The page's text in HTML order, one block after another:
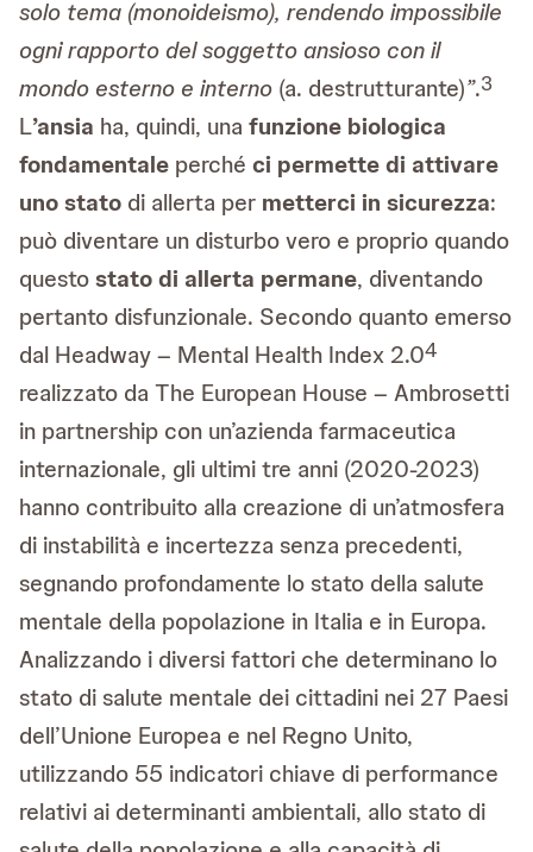
solo tema (monoideismo), rendendo impossibile
ogni rapporto del soggetto ansioso con il
mondo esterno e interno (a. destrutturante)”.3
L’ansia ha, quindi, una funzione biologica
fondamentale perché ci permette di attivare
uno stato di allerta per metterci in sicurezza:
può diventare un disturbo vero e proprio quando
questostato di allerta permane, diventando
pertanto disfunzionale. Secondo quanto emerso
dal Headway – Mental Health Index 2.04
realizzato da The European House – Ambrosetti
in partnership con un’azienda farmaceutica
internazionale, gli ultimi tre anni (2020-2023)
hanno contribuito alla creazione di un’atmosfera
di instabilità e incertezza senza precedenti,
segnando profondamente lo stato della salute
mentale della popolazione in Italia e in Europa.
Analizzando i diversi fattori che determinano lo
stato di salute mentale dei cittadini nei 27 Paesi
dell’Unione Europea e nel Regno Unito,
utilizzando 55 indicatori chiave di performance
relativi ai determinanti ambientali, allo stato di